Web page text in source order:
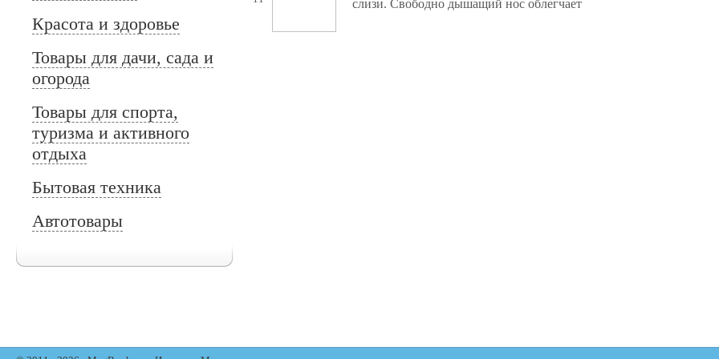
Красота и здоровье
Товары для дачи, сада и
огорода
Товары для спорта,
туризма и активного
отдыха
Бытовая техника
Автотовары
слизи. Свободно дышащий нос облегчает